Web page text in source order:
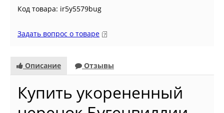
Код товара: ir5y5579bug
Задать вопрос о товаре
Описание Отзывы
Купить укорененный